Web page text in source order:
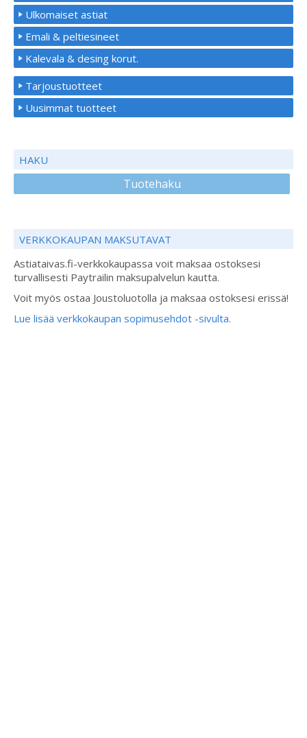
Ulkomaiset astiat
Emali & peltiesineet
Kalevala & desing korut.
Tarjoustuotteet
Uusimmat tuotteet
HAKU
Tuotehaku
VERKKOKAUPAN MAKSUTAVAT
Astiataivas.fi-verkkokaupassa voit maksaa ostoksesi
turvallisesti Paytrailin maksupalvelun kautta.
Voit myös ostaa Joustoluotolla ja maksaa ostoksesi erissä!
Lue lisää verkkokaupan sopimusehdot -sivulta.